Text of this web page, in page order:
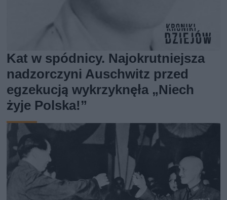
Kat w spódnicy. Najokrutniejsza
nadzorczyni Auschwitz przed
egzekucją wykrzyknęła „Niech
żyje Polska!”